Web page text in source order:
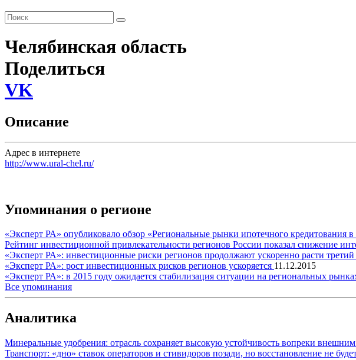
Челябинская область
Поделиться
VK
Описание
Адрес в интернете
http://www.ural-chel.ru/
Упоминания о регионе
«Эксперт РА» опубликовало обзор «Региональные рынки ипотечного кредитования
Рейтинг инвестиционной привлекательности регионов России показал снижение
«Эксперт РА»: инвестиционные риски регионов продолжают ускоренно расти третий
«Эксперт РА»: рост инвестиционных рисков регионов ускоряется 11.12.2015
«Эксперт РА»: в 2015 году ожидается стабилизация ситуации на региональных
Все упоминания
Аналитика
Минеральные удобрения: отрасль сохраняет высокую устойчивость вопреки
Транспорт: «дно» ставок операторов и стивидоров позади, но восстановление не